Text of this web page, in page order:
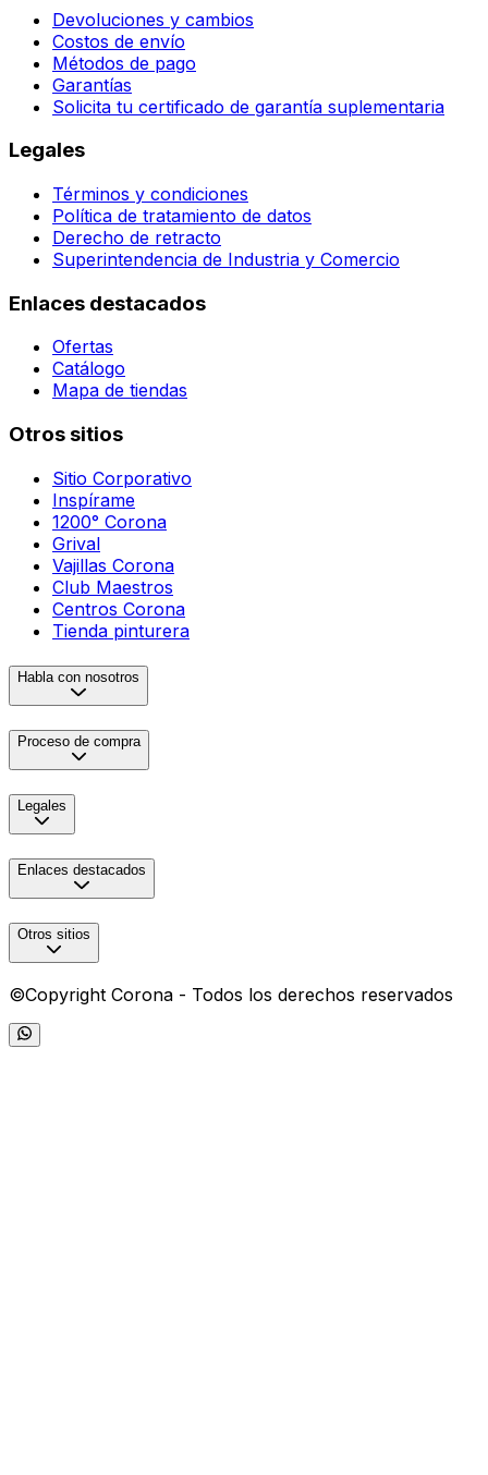
Devoluciones y cambios
Costos de envío
Métodos de pago
Garantías
Solicita tu certificado de garantía suplementaria
Legales
Términos y condiciones
Política de tratamiento de datos
Derecho de retracto
Superintendencia de Industria y Comercio
Enlaces destacados
Ofertas
Catálogo
Mapa de tiendas
Otros sitios
Sitio Corporativo
Inspírame
1200° Corona
Grival
Vajillas Corona
Club Maestros
Centros Corona
Tienda pinturera
Habla con nosotros
Proceso de compra
Legales
Enlaces destacados
Otros sitios
©Copyright Corona - Todos los derechos reservados